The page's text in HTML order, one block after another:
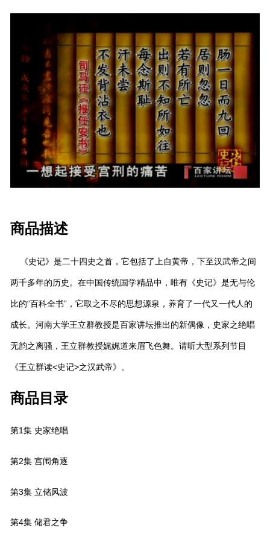
商品描述
《史记》是二十四史之首，它包括了上自黄帝，下至汉武帝之间
两千多年的历史。在中国传统国学精品中，唯有《史记》是无与伦
比的“百科全书”，它取之不尽的思想源泉，养育了一代又一代人的
成长。河南大学王立群教授是百家讲坛推出的新偶像，史家之绝唱
无韵之离骚，王立群教授娓娓道来眉飞色舞。请听大型系列节目
《王立群读<史记>之汉武帝》。
商品目录
第1集 史家绝唱
第2集 宫闱角逐
第3集 立储风波
第4集 储君之争